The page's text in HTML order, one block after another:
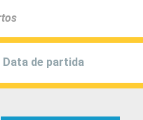
Data de partida